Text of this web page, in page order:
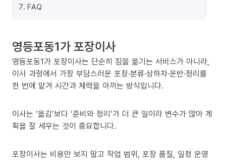
7. FAQ
영등포동1가 포장이사
영등포동1가 포장이사는 단순히 짐을 옮기는 서비스가 아니라,
이사 과정에서 가장 부담스러운 포장·분류·상하차·운반·정리를
한 번에 맡겨 시간과 체력을 아끼는 방식입니다.
이사는 ‘옮김’보다 ‘준비와 정리’가 더 큰 일이라 변수가 많아 계
획을 잘 세우는 것이 중요합니다.
포장이사는 비용만 보지 말고 작업 범위, 포장 품질, 일정 운영